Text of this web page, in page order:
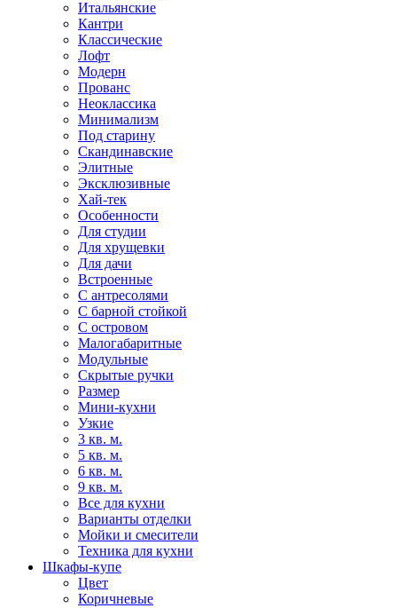
Итальянские
Кантри
Классические
Лофт
Модерн
Прованс
Неоклассика
Минимализм
Под старину
Скандинавские
Элитные
Эксклюзивные
Хай-тек
Особенности
Для студии
Для хрущевки
Для дачи
Встроенные
С антресолями
С барной стойкой
С островом
Малогабаритные
Модульные
Скрытые ручки
Размер
Мини-кухни
Узкие
3 кв. м.
5 кв. м.
6 кв. м.
9 кв. м.
Все для кухни
Варианты отделки
Мойки и смесители
Техника для кухни
Шкафы-купе
Цвет
Коричневые